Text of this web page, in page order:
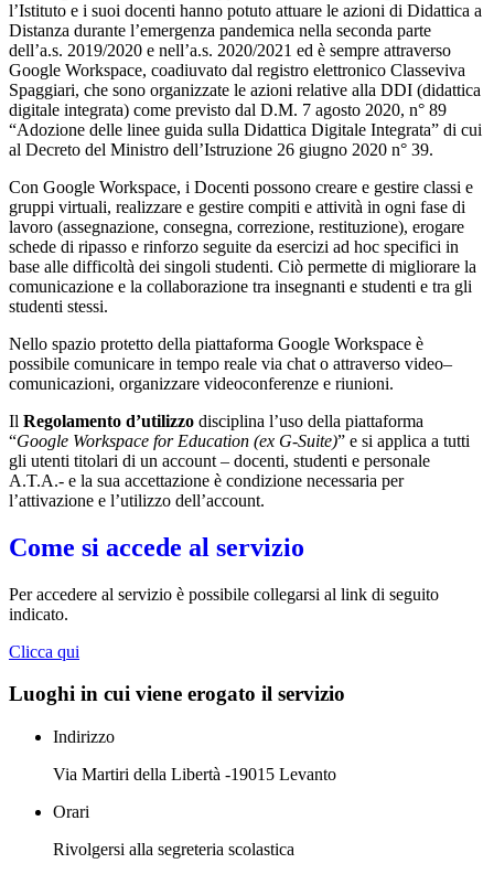
l’Istituto e i suoi docenti hanno potuto attuare le azioni di Didattica a
Distanza durante l’emergenza pandemica nella seconda parte
dell’a.s. 2019/2020 e nell’a.s. 2020/2021 ed è sempre attraverso
Google Workspace, coadiuvato dal registro elettronico Classeviva
Spaggiari, che sono organizzate le azioni relative alla DDI (didattica
digitale integrata) come previsto dal D.M. 7 agosto 2020, n° 89
“Adozione delle linee guida sulla Didattica Digitale Integrata” di cui
al Decreto del Ministro dell’Istruzione 26 giugno 2020 n° 39.
Con Google Workspace, i Docenti possono creare e gestire classi e
gruppi virtuali, realizzare e gestire compiti e attività in ogni fase di
lavoro (assegnazione, consegna, correzione, restituzione), erogare
schede di ripasso e rinforzo seguite da esercizi ad hoc specifici in
base alle difficoltà dei singoli studenti. Ciò permette di migliorare la
comunicazione e la collaborazione tra insegnanti e studenti e tra gli
studenti stessi.
Nello spazio protetto della piattaforma Google Workspace è
possibile comunicare in tempo reale via chat o attraverso video–
comunicazioni, organizzare videoconferenze e riunioni.
Il Regolamento d’utilizzo disciplina l’uso della piattaforma
“Google Workspace for Education (ex G-Suite)” e si applica a tutti
gli utenti titolari di un account – docenti, studenti e personale
A.T.A.- e la sua accettazione è condizione necessaria per
l’attivazione e l’utilizzo dell’account.
Come si accede al servizio
Per accedere al servizio è possibile collegarsi al link di seguito
indicato.
Clicca qui
Luoghi in cui viene erogato il servizio
Indirizzo
Via Martiri della Libertà -19015 Levanto
Orari
Rivolgersi alla segreteria scolastica